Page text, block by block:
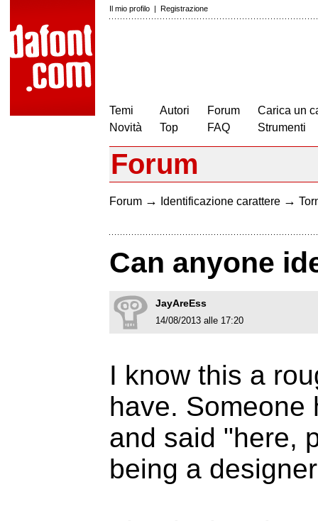
Il mio profilo | Registrazione
Temi
Novità
Autori
Top
Forum
FAQ
Carica un
Strumenti
Forum
Forum → Identificazione carattere →
Can anyone
JayAreEss
14/08/2013 alle 17:20
I know this a
have. Someone
and said "here,
being a